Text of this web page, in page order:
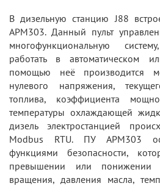
В дизельную станцию J88
APM303. Данный пульт
многофункциональную
работать в автоматическом
помощью неё производится
нулевого напряжения,
топлива, коэффициента
температуры охлаждающей
дизель электростанцией
Modbus RTU. ПУ APM303
функциями безопасности,
превышении или понижении
вращения, давления масла,